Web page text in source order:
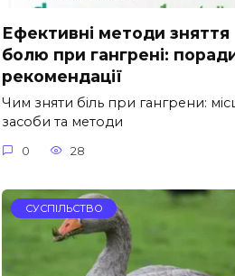
Ефективні методи зняття
болю при гангрені:
рекомендації
Чим зняти біль при гангрени:
засоби та методи
0 28
СУСПІЛЬСТВО